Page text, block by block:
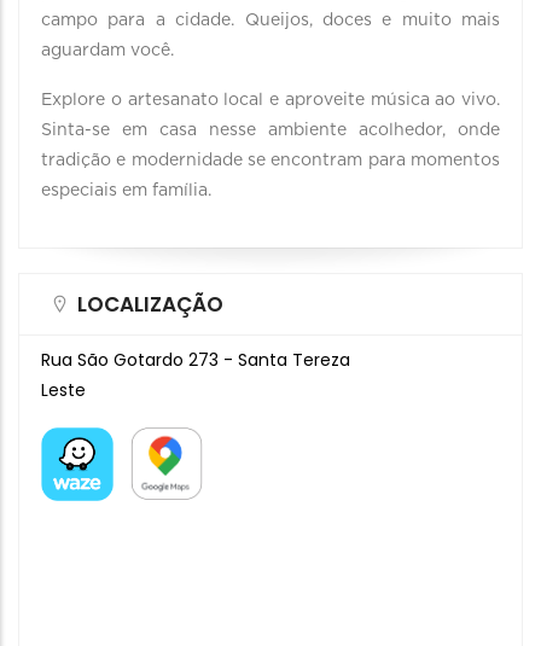
campo para a cidade. Queijos, doces e muito mais
aguardam você.
Explore o artesanato local e aproveite música ao vivo.
Sinta-se em casa nesse ambiente acolhedor, onde
tradição e modernidade se encontram para momentos
especiais em família.
LOCALIZAÇÃO
Rua São Gotardo 273 - Santa Tereza
Leste